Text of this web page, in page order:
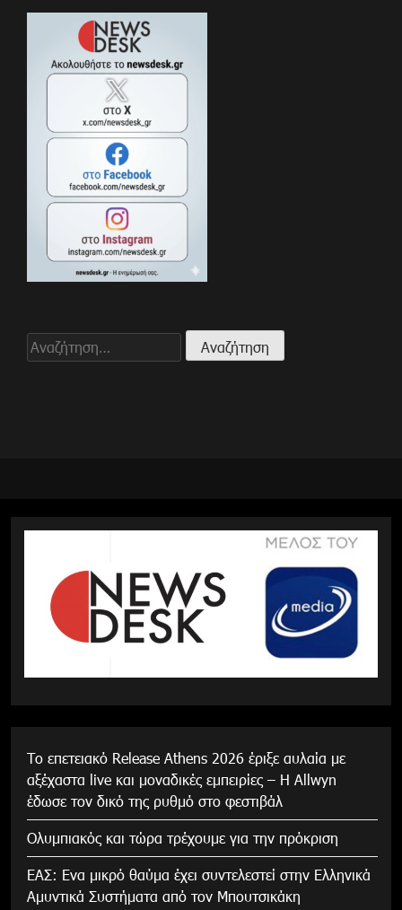
Αναζήτηση
για:
Το επετειακό Release Athens 2026 έριξε αυλαία με
αξέχαστα live και μοναδικές εμπειρίες – Η Allwyn
έδωσε τον δικό της ρυθμό στο φεστιβάλ
Ολυμπιακός και τώρα τρέχουμε για την πρόκριση
ΕΑΣ: Ενα μικρό θαύμα έχει συντελεστεί στην Ελληνικά
Αμυντικά Συστήματα από τον Μπουτσικάκη